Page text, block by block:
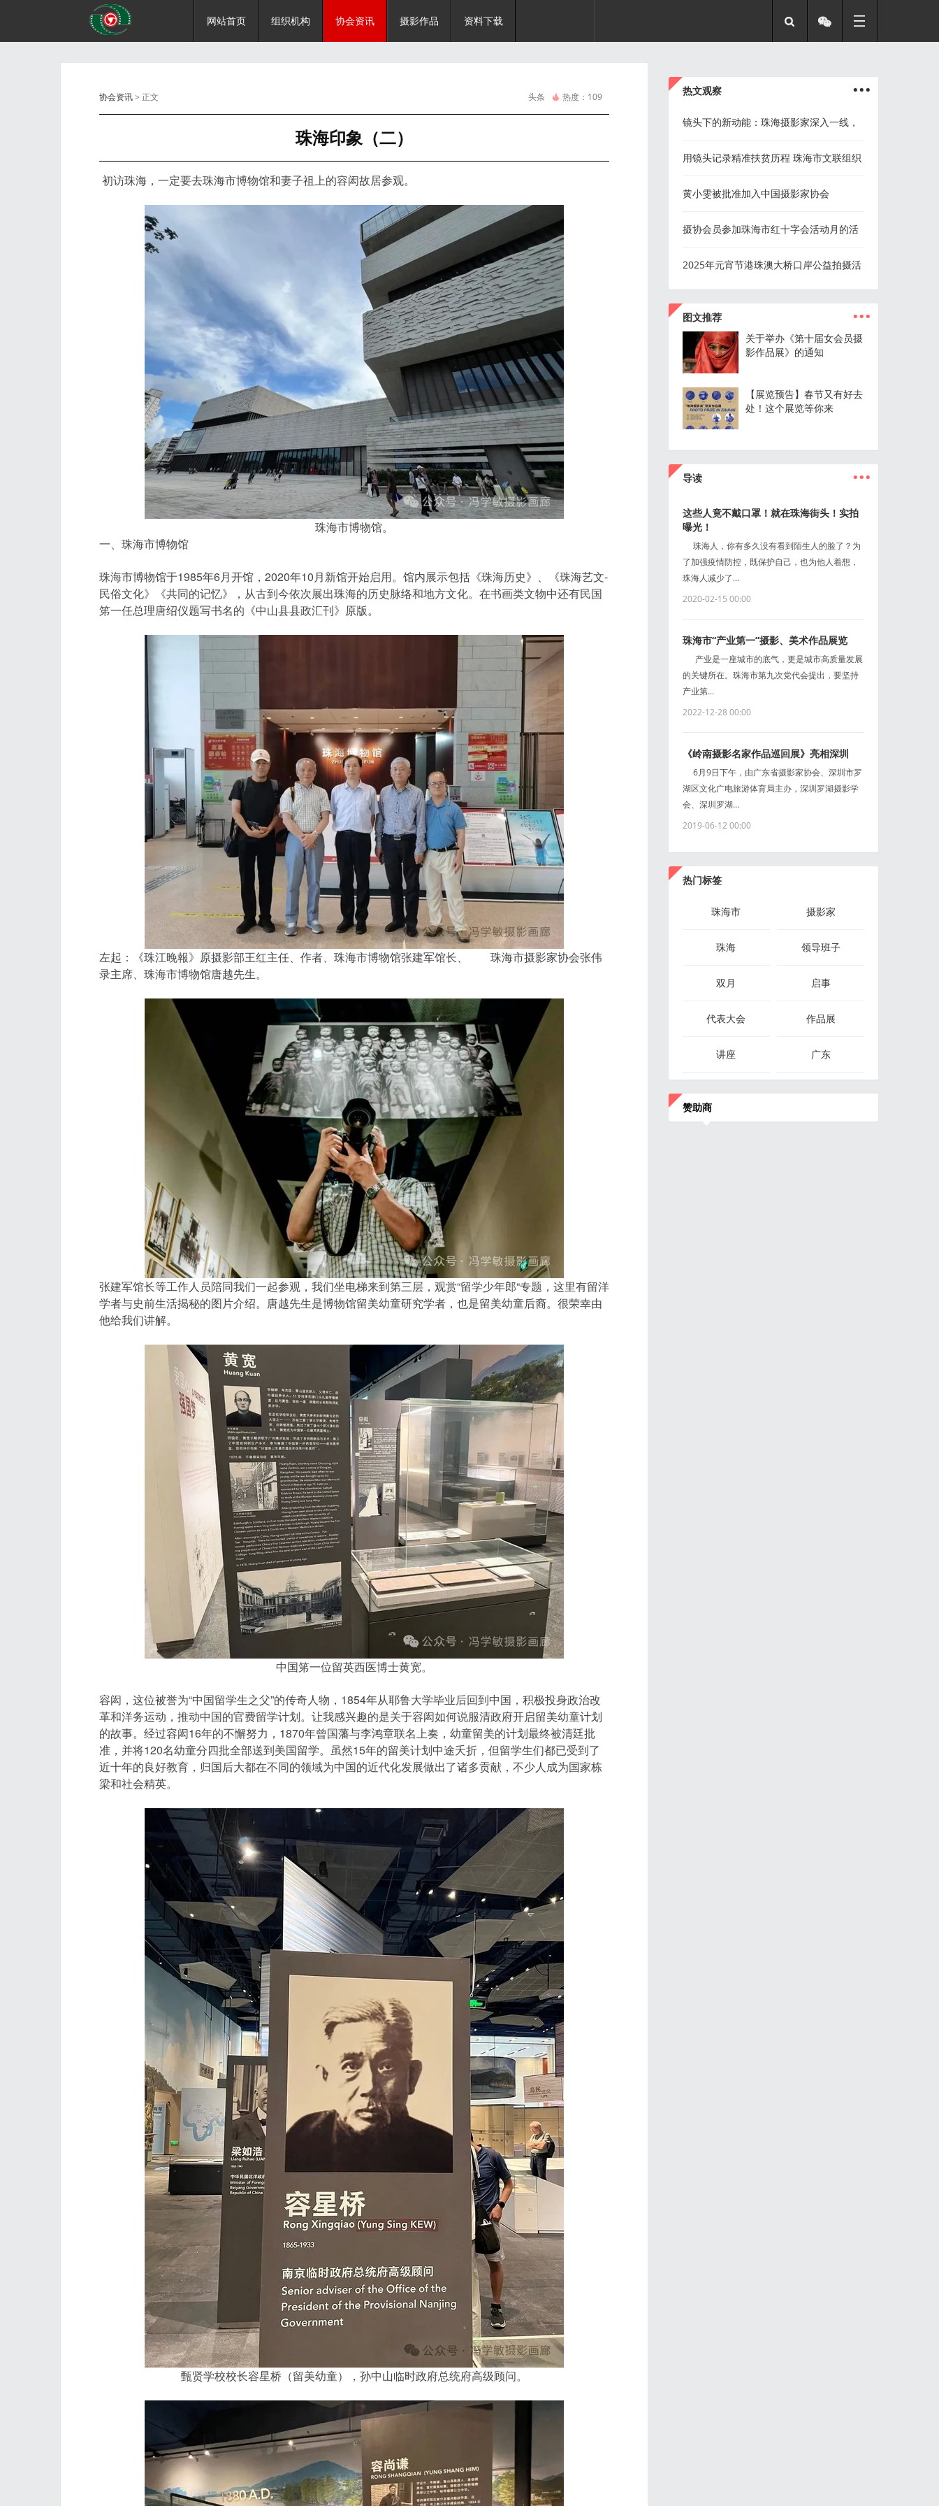
网站首页 组织机构 协会资讯 摄影作品 资料下载
协会资讯> 正文 头条 热度： 109
珠海印象（二）
初访珠海，一定要去珠海市博物馆和妻子祖上的容闳故居参观。
珠海市博物馆。
一、珠海市博物馆
珠海市博物馆于1985年6月开馆，2020年10月新馆开始启用。馆内展示包括《珠海历史》、《珠海艺文-
民俗文化》《共同的记忆》，从古到今依次展出珠海的历史脉络和地方文化。在书画类文物中还有民国
笫一任总理唐绍仪题写书名的《中山县县政汇刊》原版。
左起：《珠江晚報》原摄影部王红主任、作者、珠海市博物馆张建军馆长、 珠海市摄影家协会张伟
录主席、珠海市博物馆唐越先生。
张建军馆长等工作人员陪同我们一起参观，我们坐电梯来到第三层，观赏“留学少年郎“专题，这里有留洋
学者与史前生活揭秘的图片介绍。唐越先生是博物馆留美幼童研究学者，也是留美幼童后裔。很荣幸由
他给我们讲解。
中国笫一位留英西医博士黄宽。
容闳，这位被誉为“中国留学生之父”的传奇人物，1854年从耶鲁大学毕业后回到中国，积极投身政治改
革和洋务运动，推动中国的官费留学计划。让我感兴趣的是关于容闳如何说服清政府开启留美幼童计划
的故事。经过容闳16年的不懈努力，1870年曾国藩与李鸿章联名上奏，幼童留美的计划最终被清廷批
准，并将120名幼童分四批全部送到美国留学。虽然15年的留美计划中途夭折，但留学生们都已受到了
近十年的良好教育，归国后大都在不同的领域为中国的近代化发展做出了诸多贡献，不少人成为国家栋
梁和社会精英。
甄贤学校校长容星桥（留美幼童），孙中山临时政府总统府高级顾问。
热文观察 ...
镜头下的新动能：珠海摄影家深入一线，
定格特区“智造”新图景
用镜头记录精准扶贫历程 珠海市文联组织
摄影家协会到茂南化州采风
黄小雯被批准加入中国摄影家协会
摄协会员参加珠海市红十字会活动月的活
动
2025年元宵节港珠澳大桥口岸公益拍摄活
图文推荐
...
关于举办《第十届女会员摄
影作品展》的通知
【展览预告】春节又有好去
处！这个展览等你来
导读 ...
这些人竟不戴口罩！就在珠海街头！实拍
曝光！
珠海人，你有多久没有看到陌生人的脸了？为
了加强疫情防控，既保护自己，也为他人着想，
珠海人减少了...
2020-02-15 00:00
珠海市“产业第一”摄影、美术作品展览
产业是一座城市的底气，更是城市高质量发展
的关键所在。珠海市第九次党代会提出，要坚持
产业第...
2022-12-28 00:00
《岭南摄影名家作品巡回展》亮相深圳
6月9日下午，由广东省摄影家协会、深圳市罗
湖区文化广电旅游体育局主办，深圳罗湖摄影学
会、深圳罗湖...
2019-06-12 00:00
热门标签
珠海市 摄影家
珠海 领导班子
双月 启事
代表大会 作品展
讲座 广东
赞助商